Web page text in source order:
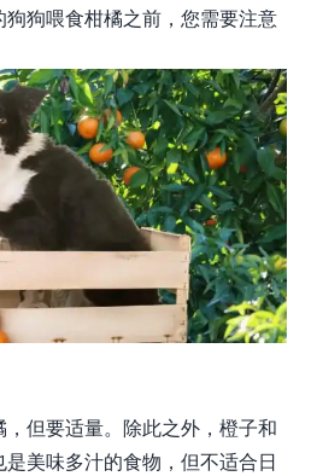
狗喂食柑橘之前，您需要注意
但要适量。除此之外，橙子和
美味多汁的食物，但不适合日